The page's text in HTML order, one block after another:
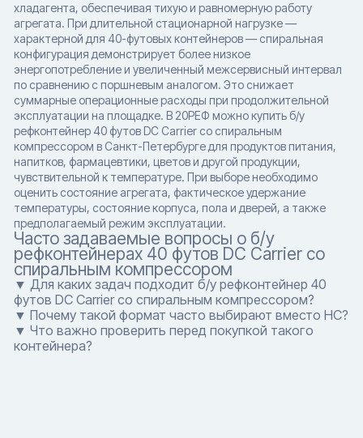
хладагента, обеспечивая тихую и равномерную работу
агрегата. При длительной стационарной нагрузке —
характерной для 40-футовых контейнеров — спиральная
конфигурация демонстрирует более низкое
энергопотребление и увеличенный межсервисный интервал
по сравнению с поршневым аналогом. Это снижает
суммарные операционные расходы при продолжительной
эксплуатации на площадке. В 20РЕФ можно купить б/у
рефконтейнер 40 футов DC Carrier со спиральным
компрессором в Санкт-Петербурге для продуктов питания,
напитков, фармацевтики, цветов и другой продукции,
чувствительной к температуре. При выборе необходимо
оценить состояние агрегата, фактическое удержание
температуры, состояние корпуса, пола и дверей, а также
предполагаемый режим эксплуатации.
Часто задаваемые вопросы о б/у
рефконтейнерах 40 футов DC Carrier со
спиральным компрессором
▼ Для каких задач подходит б/у рефконтейнер 40
футов DC Carrier со спиральным компрессором?
▼ Почему такой формат часто выбирают вместо HC?
▼ Что важно проверить перед покупкой такого
контейнера?